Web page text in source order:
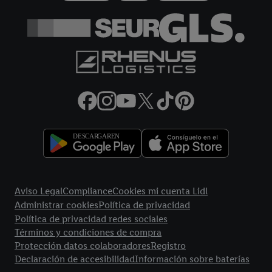
Aviso LegalComplianceCookies mi cuenta Lidl
Administrar cookiesPolítica de privacidad
Política de privacidad redes sociales
Términos y condiciones de compra
Protección datos colaboradoresRegistro
Declaración de accesibilidadInformación sobre baterías
Al hacer clic en "Rechazar", sólo permite el uso de las
tecnologías necesarias. Al hacer clic en "Aceptar", consiente
todo el tratamiento para todos los fines mencionados.
Encontrará más información, incluida la relativa al período de
consentimiento en cualquier momento con efectos para el
futuro, en nuestrapolítica de privacidad.
Puede encontrar el